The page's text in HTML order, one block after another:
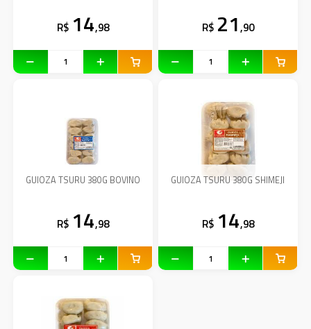
R$ 14,98 R$ 21,90
GUIOZA TSURU 380G BOVINO
R$ 14,98
GUIOZA TSURU 380G SHIMEJI
R$ 14,98